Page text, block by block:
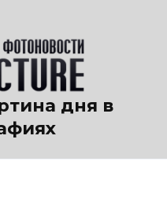
дня в